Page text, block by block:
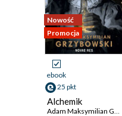
Nowość
Promocja
ebook
25 pkt
Alchemik